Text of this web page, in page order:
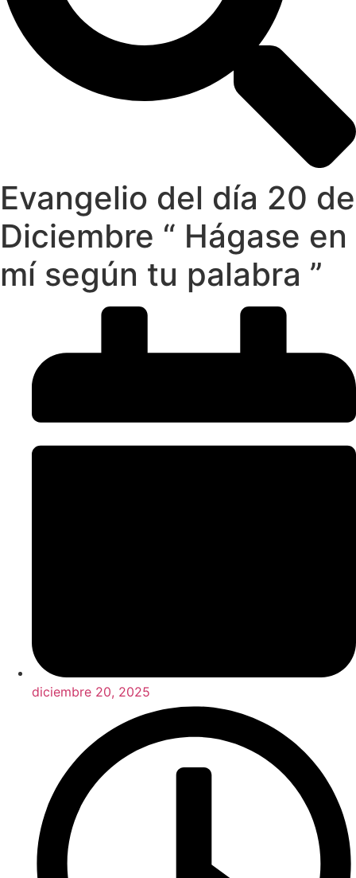
Evangelio del día 20 de
Diciembre “ Hágase en
mí según tu palabra ”
diciembre 20, 2025